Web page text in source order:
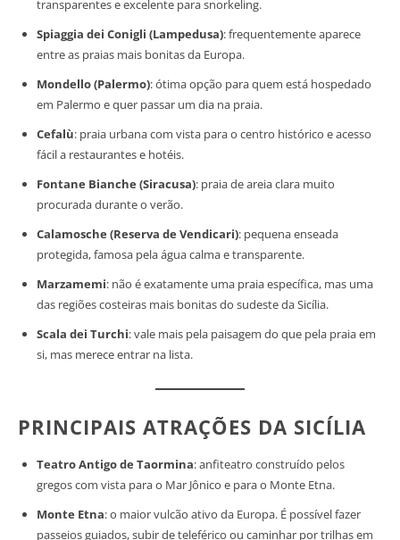
transparentes e excelente para snorkeling.
Spiaggia dei Conigli (Lampedusa): frequentemente aparece
entre as praias mais bonitas da Europa.
Mondello (Palermo): ótima opção para quem está hospedado
em Palermo e quer passar um dia na praia.
Cefalù: praia urbana com vista para o centro histórico e acesso
fácil a restaurantes e hotéis.
Fontane Bianche (Siracusa): praia de areia clara muito
procurada durante o verão.
Calamosche (Reserva de Vendicari): pequena enseada
protegida, famosa pela água calma e transparente.
Marzamemi: não é exatamente uma praia específica, mas uma
das regiões costeiras mais bonitas do sudeste da Sicília.
Scala dei Turchi: vale mais pela paisagem do que pela praia em
si, mas merece entrar na lista.
PRINCIPAIS ATRAÇÕES DA SICÍLIA
Teatro Antigo de Taormina: anfiteatro construído pelos
gregos com vista para o Mar Jônico e para o Monte Etna.
Monte Etna: o maior vulcão ativo da Europa. É possível fazer
passeios guiados, subir de teleférico ou caminhar por trilhas em